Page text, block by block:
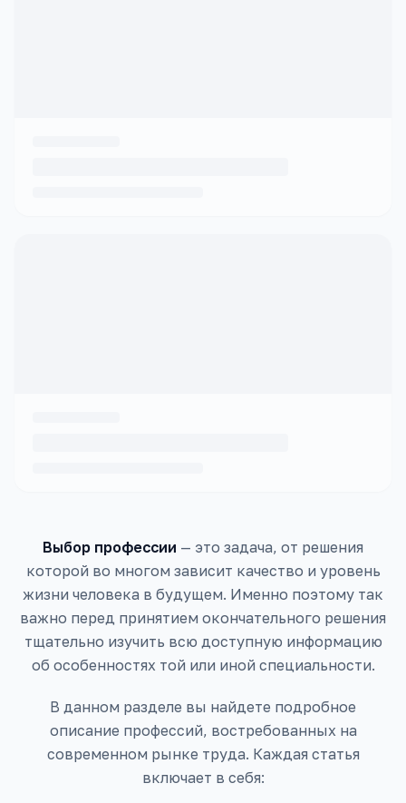
Выбор профессии — это задача, от решения
которой во многом зависит качество и уровень
жизни человека в будущем. Именно поэтому так
важно перед принятием окончательного решения
тщательно изучить всю доступную информацию
об особенностях той или иной специальности.
В данном разделе вы найдете подробное
описание профессий, востребованных на
современном рынке труда. Каждая статья
включает в себя: